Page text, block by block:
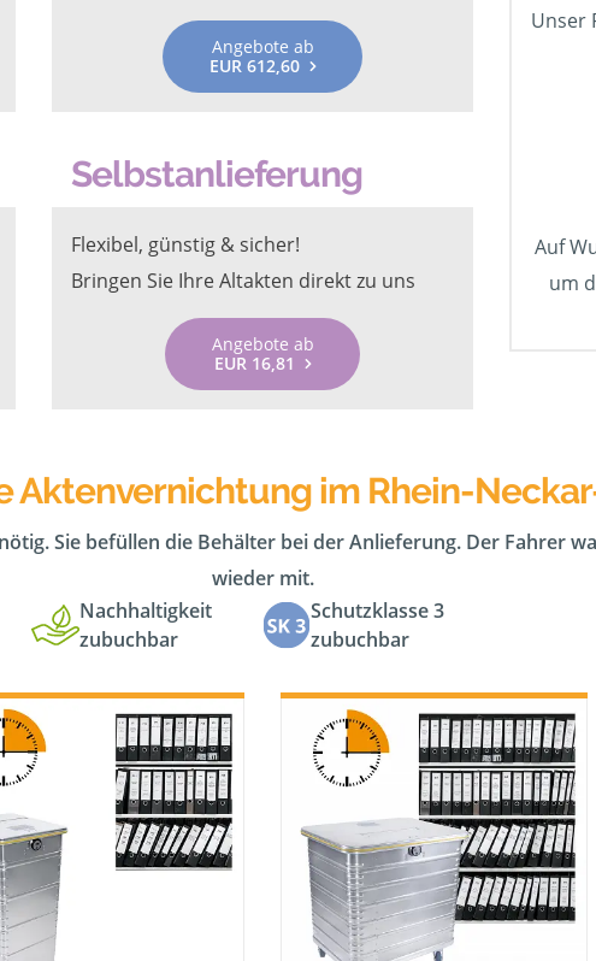
Angebote ab
EUR 612,60
Selbstanlieferung
Flexibel, günstig & sicher!
Bringen Sie Ihre Altakten direkt zu uns
Angebote ab
EUR 16,81
Unser
Auf
um
Aktenvernichtung im Rhein-
Sie befüllen die Behälter bei der Anlieferung. Der Fahrer
wieder mit.
Nachhaltigkeit
zubuchbar
Schutzklasse 3
zubuchbar